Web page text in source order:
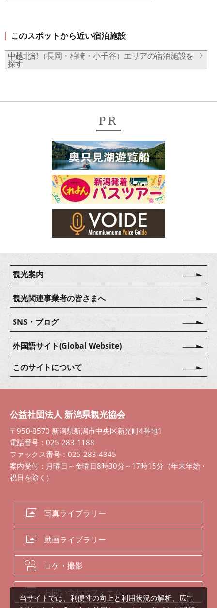
このスポットから近い宿泊施設
中越北部（長岡・柏崎・小千谷）エリアの宿泊施設を
探す
PR
観光案内
観光関連事業者の皆さまへ
SNS・ブログ
外国語サイト(Global Website)
このサイトについて
公益社団法人 新潟県観光協会
〒950-8570 新潟県新潟市中央区新光町4番地1
電話番号：025-283-1188
ファックス番号：025-283-4345
案内受付：月曜日～金曜日8時30分～17時15分（年末年始・
祝日を除く）
写真ライブラリー
動画ライブラリー
ロケ・撮影
お問い合わせフォーム
当サイトでは、利便性の向上と利用状況の解析、広告